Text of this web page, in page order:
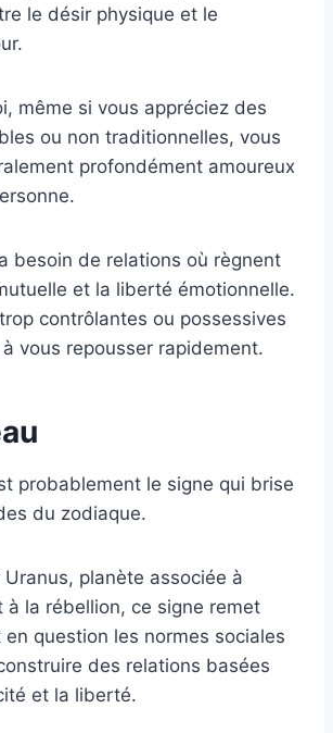
le désir physique et le
même si vous appréciez des
ou non traditionnelles, vous
profondément amoureux
besoin de relations où règnent
et la liberté émotionnelle.
contrôlantes ou possessives
vous repousser rapidement.
probablement le signe qui brise
du zodiaque.
Uranus, planète associée à
à la rébellion, ce signe remet
question les normes sociales
des relations basées
et la liberté.